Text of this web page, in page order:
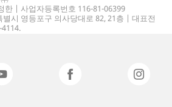
한 | 사업자등록번호 116-81-06399
별시 영등포구 의사당대로 82, 21층 | 대표전